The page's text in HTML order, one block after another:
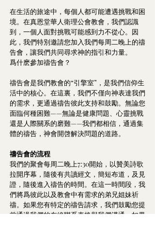
在生活的旅途中，每個人都可能遭遇挑戰和困
境。在真恩堂華人衛理公會教會，我們認識
到，一個人面對挑戰可能感到力不從心。因
此，我們特別邀請您加入我們每周二晚上的禱
告會，讓我們共同尋求神的指引和力量。
爲什麽參加禱告會？
禱告會是我們教會的“引擎室”，是我們信仰生
活中的核心。在這裏，我們不僅向神表達我們
的需求，更通過禱告彼此支持和鼓勵。無論您
面臨何種困難——無論是健康問題、心靈挑戰
還是人際關系的磨難——我們都相信，通過集
體的禱告，神會開啓解決問題的道路。
禱告會的流程
我們的聚會每周二晚上7:30開始，以贊美詩歌
拉開序幕，隨後有共讀經文，簡短布道，及見
證，隨後進入禱告的時間。在這一時間段，我
們將爲彼此以及教會中有需求的弟兄姐妹祈
禱。如果您有特定的禱告請求，我們鼓勵您提
前通過我們的在線聯系表格與我們溝通，如果